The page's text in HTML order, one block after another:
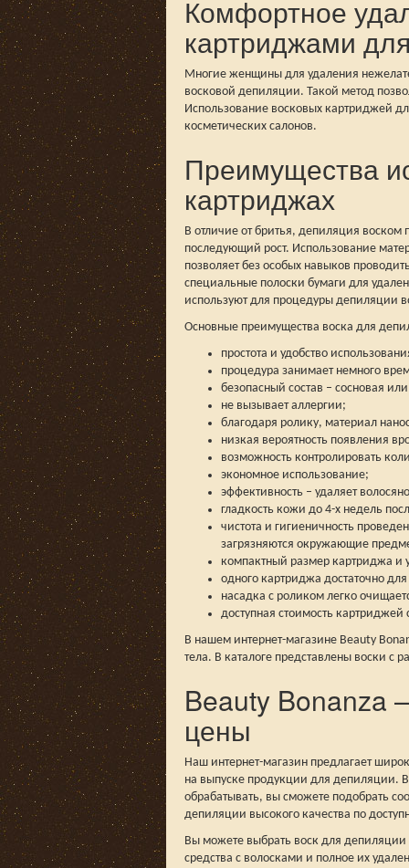
Комфортное
картриджами
Многие женщины для удаления
восковой депиляции. Такой метод
Использование восковых картриджей
косметических салонов.
Преимущества
картриджах
В отличие от бритья, депиляция воском
последующий рост. Использование
позволяет без особых навыков
специальные полоски бумаги для
используют для процедуры депиляции
Основные преимущества воска для
простота и удобство
процедура занимает немного
безопасный состав – сосновая
не вызывает аллергии;
благодаря ролику, материал
низкая вероятность появления
возможность контролировать
экономное использование;
эффективность – удаляет
гладкость кожи до 4-х недель
чистота и гигиеничность
загрязняются окружающие
компактный размер картриджа и
одного картриджа достаточно
насадка с роликом легко
доступная стоимость картриджей
В нашем интернет-магазине Beauty
тела. В каталоге представлены воски с
Beauty Bonanza
цены
Наш интернет-магазин предлагает
на выпуске продукции для депиляции. В
обрабатывать, вы сможете подобрать
депиляции высокого качества по
Вы можете выбрать воск для депиляции
средства с волосками и полное их